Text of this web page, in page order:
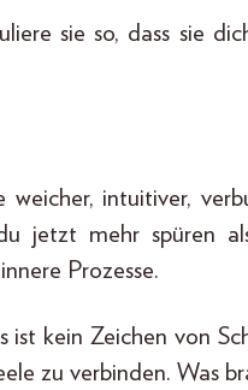
sie so, dass sie
weicher, intuitiver,
jetzt mehr spüren
Prozesse.
ist kein Zeichen von
zu verbinden. Was